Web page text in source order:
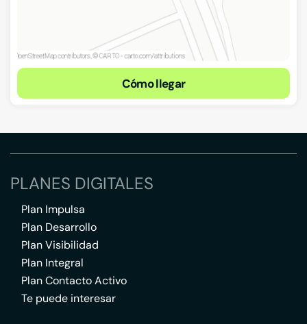
Cómo llegar
PLANES DIGITALES
Plan Impulsa
Plan Desarrollo
Plan Visibilidad
Plan Integral
Plan Contacto Activo
Te puede interesar